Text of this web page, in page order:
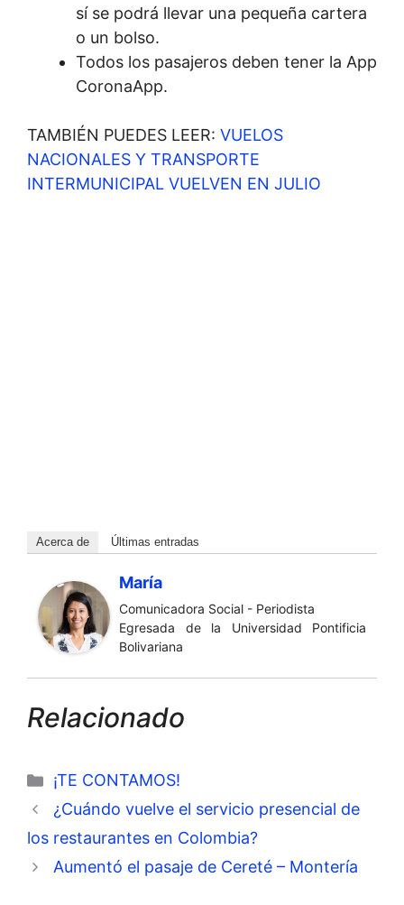
sí se podrá llevar una pequeña cartera
o un bolso.
Todos los pasajeros deben tener la App
CoronaApp.
TAMBIÉN PUEDES LEER: VUELOS
NACIONALES Y TRANSPORTE
INTERMUNICIPAL VUELVEN EN JULIO
Acerca de Últimas entradas
María
Comunicadora Social - Periodista
Egresada de la Universidad Pontificia
Bolivariana
Relacionado
Categorías
¡TE CONTAMOS!
¿Cuándo vuelve el servicio presencial de
los restaurantes en Colombia?
Aumentó el pasaje de Cereté – Montería